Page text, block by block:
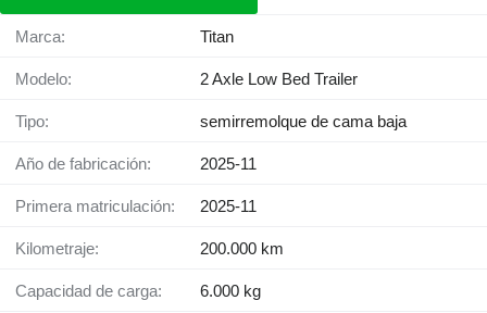
Marca: Titan
Modelo: 2 Axle Low Bed Trailer
Tipo: semirremolque de cama baja
Año de fabricación: 2025-11
Primera matriculación: 2025-11
Kilometraje: 200.000 km
Capacidad de carga: 6.000 kg